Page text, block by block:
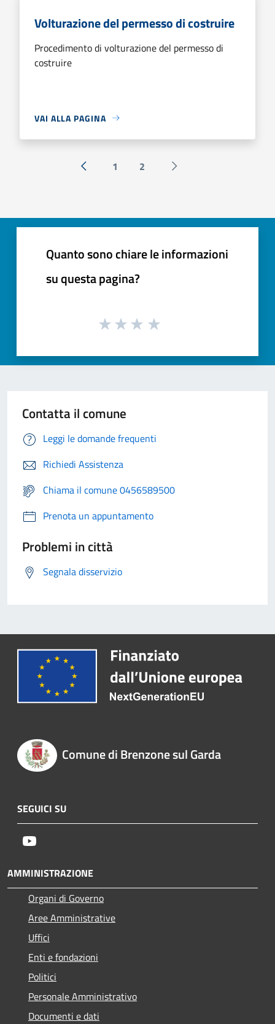
Volturazione del permesso di costruire
Procedimento di volturazione del permesso di
costruire
VAI ALLA PAGINA
« Precedente
1 2 Successiva »
Quanto sono chiare le informazioni
su questa pagina?
Contatta il comune
Leggi le domande frequenti
Richiedi Assistenza
Chiama il comune 0456589500
Prenota un appuntamento
Problemi in città
Segnala disservizio
Comune di Brenzone sul Garda
SEGUICI SU
AMMINISTRAZIONE
Organi di Governo
Aree Amministrative
Uffici
Enti e fondazioni
Politici
Personale Amministrativo
Documenti e dati